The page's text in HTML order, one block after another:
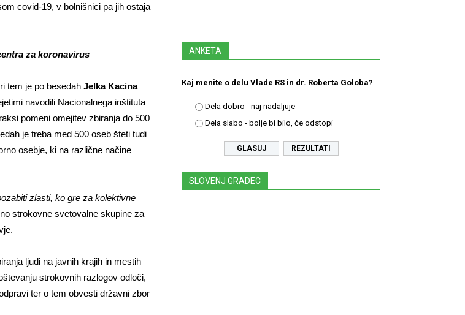
covid-19, v bolnišnici pa jih ostaja
za koronavirus
tem je po besedah Jelka Kacina
navodili Nacionalnega inštituta
pomeni omejitev zbiranja do 500
je treba med 500 oseb šteti tudi
osebje, ki na različne načine
zlasti, ko gre za kolektivne
strokovne svetovalne skupine za
ljudi na javnih krajih in mestih
strokovnih razlogov odloči,
ter o tem obvesti državni zbor
ANKETA
Kaj menite o delu Vlade RS in dr. Roberta Goloba?
Dela dobro - naj nadaljuje
Dela slabo - bolje bi bilo, če odstopi
REZULTATI
SLOVENJ GRADEC